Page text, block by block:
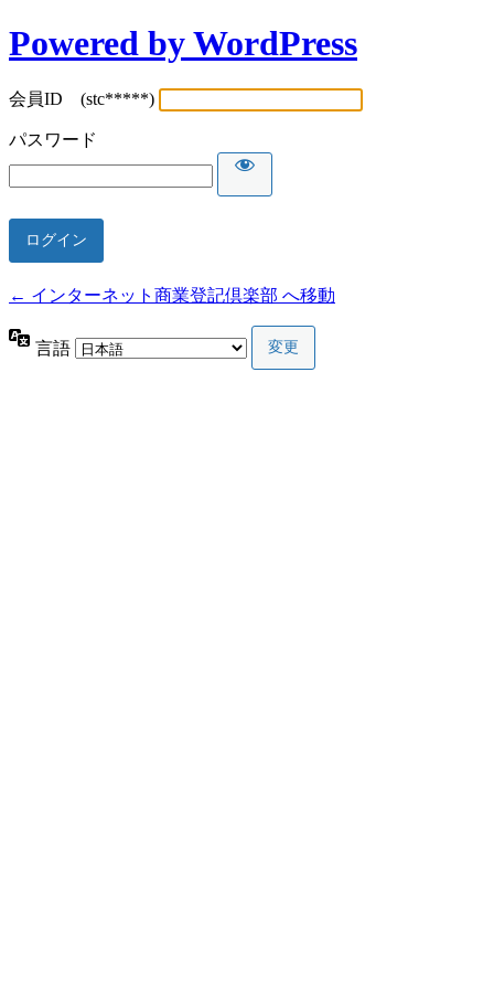
Powered by WordPress
会員ID (stc*****)
パスワード
← インターネット商業登記倶楽部 へ移動
言語